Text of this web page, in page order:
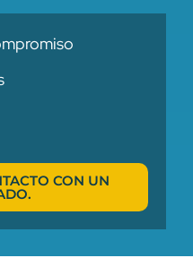
CON UN